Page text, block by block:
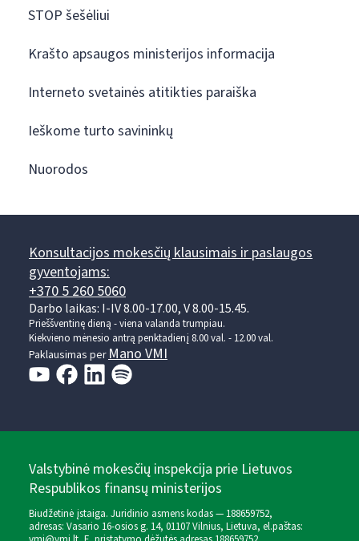
STOP šešėliui
Krašto apsaugos ministerijos informacija
Interneto svetainės atitikties paraiška
Ieškome turto savininkų
Nuorodos
Konsultacijos mokesčių klausimais ir paslaugos
gyventojams:
+370 5 260 5060
Darbo laikas: I-IV 8.00-17.00, V 8.00-15.45.
Prieššventinę dieną - viena valanda trumpiau.
Kiekvieno mėnesio antrą penktadienį 8.00 val. - 12.00 val.
Paklausimas perMano VMI
Valstybinė mokesčių inspekcija prie Lietuvos
Respublikos finansų ministerijos
Biudžetinė įstaiga. Juridinio asmens kodas — 188659752,
adresas: Vasario 16-osios g. 14, 01107 Vilnius, Lietuva, el.paštas: